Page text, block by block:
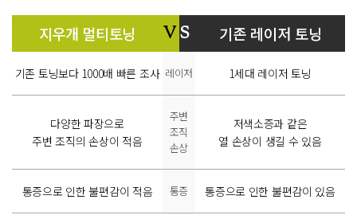
지우개 멀티토닝 VS 기존 레이저 토닝
기존 토닝보다 1000배 빠른 조사 레이저 1세대 레이저 토닝
다양한 파장으로
주변 조직의 손상이 적음
주변
조직
손상
저색소증과 같은
열 손상이 생길 수 있음
통증으로 인한 불편감이 적음 통증 통증으로 인한 불편감이 있음